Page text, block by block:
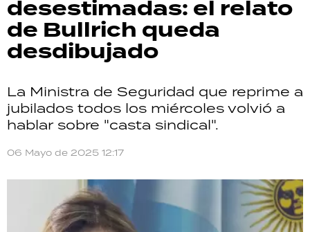
desestimadas: el relato
de Bullrich queda
desdibujado
La Ministra de Seguridad que reprime a
jubilados todos los miércoles volvió a
hablar sobre "casta sindical".
06 Mayo de 2025 12:17
GRAN HERMANO
SALUD
DEPORTES
TECNOLOGÍA
RECETAS
PALABRAS